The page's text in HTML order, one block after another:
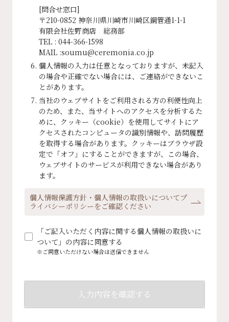
[問合せ窓口]
〒210-0852 神奈川県川崎市川崎区鋼管通1-1-1
有限会社佐野商店 総務部
TEL : 044-366-1598
MAIL :soumu@ceremonia.co.jp
個人情報の入力は任意となっておりますが、未記入
の場合や正確でない場合には、ご連絡ができないこ
とがあります。
当社のウェブサイトをご利用される方の利便性向上
のため、また、当サイトへのアクセスを分析するた
めに、クッキー（cookie）を使用してサイトにア
クセスされたコンピュータの識別情報や、訪問履歴
を取得する場合があります。クッキーはブラウザ設
定で「オフ」にすることができますが、この場合、
ウェブサイトのサービスが利用できない場合があり
ます。
個人情報保護方針・個人情報の取扱いについてプ
ライバシーポリシーをご確認ください
「ご記入いただく内容に関する個人情報の取扱いに
ついて」の内容に同意する
※ご同意いただけない場合は送信できません